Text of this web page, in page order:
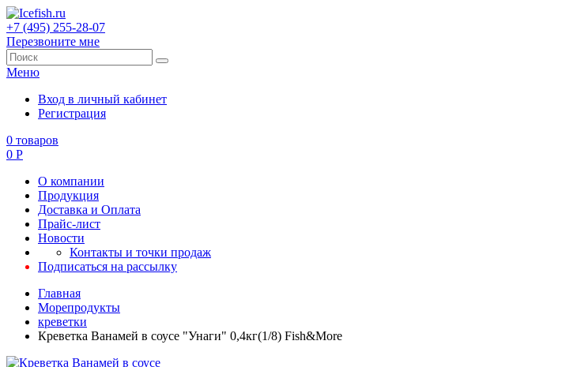
+7 (495) 255-28-07
Перезвоните мне
Меню
Вход в личный кабинет
Регистрация
0 товаров
0 Р
О компании
Продукция
Доставка и Оплата
Прайс-лист
Новости
Контакты и точки продаж
Подписаться на рассылку
Главная
Морепродукты
креветки
Креветка Ванамей в соусе "Унаги" 0,4кг(1/8) Fish&More